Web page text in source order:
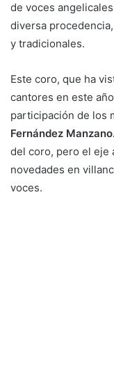
de voces
diversa
y tradicionales.
Este coro, que ha
cantores en este
participación de los
Fernández
del coro, pero el eje
novedades en
voces.